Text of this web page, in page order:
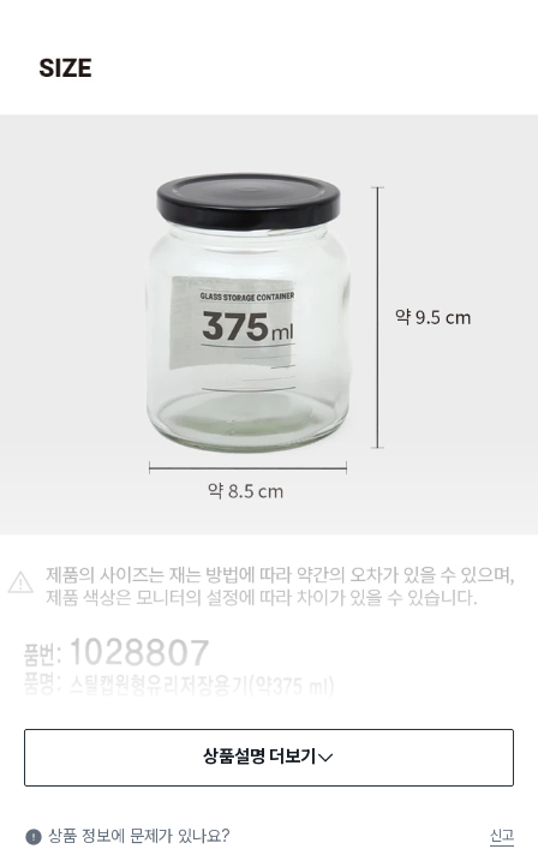
식품용 기구: 식품위생법에서 정한 규격에 따라 제조되어 식품 또
는 식품첨가물에 사용할 수 있는 식품용기구라는 표시입니다.
상품설명 더보기
상품 정보에 문제가 있나요? 신고